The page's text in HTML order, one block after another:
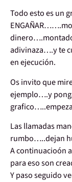
Todo esto es un
adivinaza….y te
en ejecución.
Os invito que
ejemplo….y
Las llamadas
rumbo…..dejan
A continuacioón
para eso son
Y paso seguido